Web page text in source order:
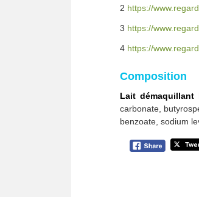
2 https://
3 https://
4 https://
Composition
Lait démaquillant
carbonate,
benzoate, sodium